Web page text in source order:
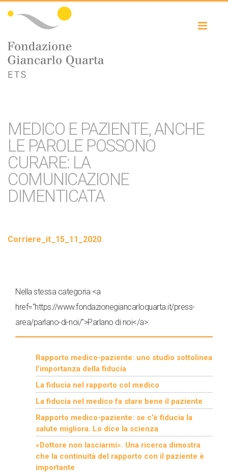
MEDICO E PAZIENTE, ANCHE
LE PAROLE POSSONO
CURARE: LA
COMUNICAZIONE
DIMENTICATA
Corriere_it_15_11_2020
Nella stessa categoria <a
href="https://www.fondazionegiancarloquarta.it/press-
area/parlano-di-noi/">Parlano di noi</a>:
Rapporto medico-paziente: uno studio sottolinea
l’importanza della fiducia
La fiducia nel rapporto col medico
La fiducia nel medico fa stare bene il paziente
Rapporto medico-paziente: se c’è fiducia la
salute migliora. Lo dice la scienza
«Dottore non lasciarmi». Una ricerca dimostra
che la continuità del rapporto con il paziente è
importante